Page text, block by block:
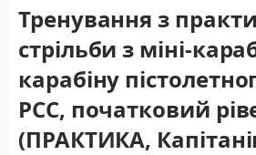
Тренування з
стрільби з міні-
карабіну
РСС, початковий
(ПРАКТИКА,